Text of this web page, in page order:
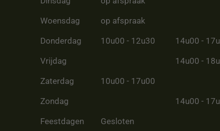
Woensdag op afspraak
Donderdag 10u00 - 12u30 14u00 -
Vrijdag 14u00 -
Zaterdag 10u00 - 17u00
Zondag 14u00 -
Feestdagen Gesloten